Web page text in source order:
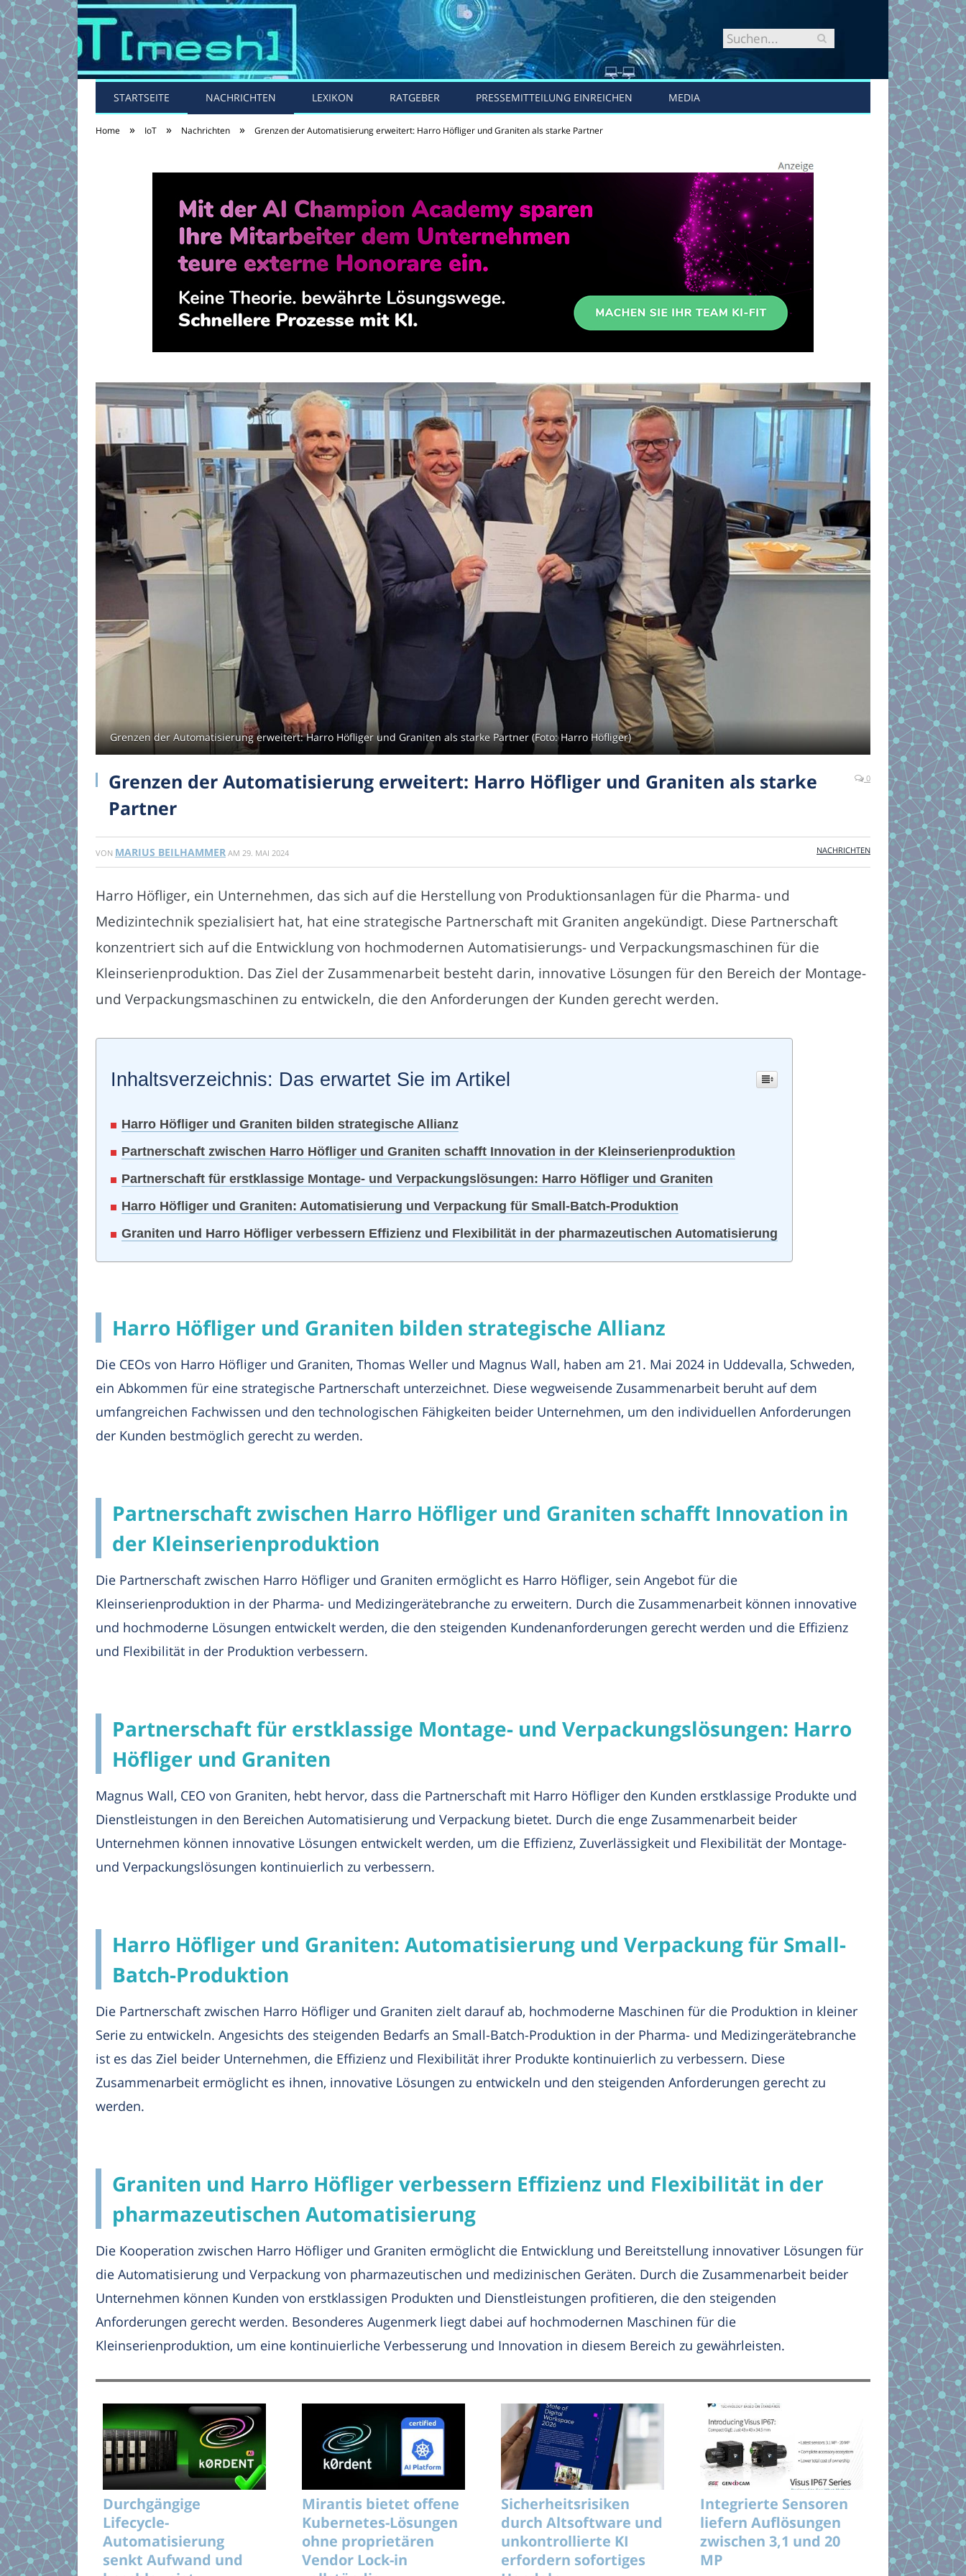
STARTSEITE NACHRICHTEN LEXIKON RATGEBER PRESSEMITTEILUNG EINREICHEN MEDIA
Home » IoT » Nachrichten » Grenzen der Automatisierung erweitert: Harro Höfliger und Graniten als starke Partner
Grenzen der Automatisierung erweitert: Harro Höfliger und Graniten als starke Partner (Foto: Harro Höfliger)
Grenzen der Automatisierung erweitert: Harro Höfliger und Graniten als starke
Partner
0
VON MARIUS BEILHAMMER AM 29. MAI 2024 NACHRICHTEN
Harro Höfliger, ein Unternehmen, das sich auf die Herstellung von Produktionsanlagen für die Pharma- und
Medizintechnik spezialisiert hat, hat eine strategische Partnerschaft mit Graniten angekündigt. Diese Partnerschaft
konzentriert sich auf die Entwicklung von hochmodernen Automatisierungs- und Verpackungsmaschinen für die
Kleinserienproduktion. Das Ziel der Zusammenarbeit besteht darin, innovative Lösungen für den Bereich der Montage-
und Verpackungsmaschinen zu entwickeln, die den Anforderungen der Kunden gerecht werden.
Inhaltsverzeichnis: Das erwartet Sie im Artikel
Harro Höfliger und Graniten bilden strategische Allianz
Partnerschaft zwischen Harro Höfliger und Graniten schafft Innovation in der Kleinserienproduktion
Partnerschaft für erstklassige Montage- und Verpackungslösungen: Harro Höfliger und Graniten
Harro Höfliger und Graniten: Automatisierung und Verpackung für Small-Batch-Produktion
Graniten und Harro Höfliger verbessern Effizienz und Flexibilität in der pharmazeutischen Automatisierung
Harro Höfliger und Graniten bilden strategische Allianz
Die CEOs von Harro Höfliger und Graniten, Thomas Weller und Magnus Wall, haben am 21. Mai 2024 in Uddevalla, Schweden,
ein Abkommen für eine strategische Partnerschaft unterzeichnet. Diese wegweisende Zusammenarbeit beruht auf dem
umfangreichen Fachwissen und den technologischen Fähigkeiten beider Unternehmen, um den individuellen Anforderungen
der Kunden bestmöglich gerecht zu werden.
Partnerschaft zwischen Harro Höfliger und Graniten schafft Innovation in
der Kleinserienproduktion
Die Partnerschaft zwischen Harro Höfliger und Graniten ermöglicht es Harro Höfliger, sein Angebot für die
Kleinserienproduktion in der Pharma- und Medizingerätebranche zu erweitern. Durch die Zusammenarbeit können innovative
und hochmoderne Lösungen entwickelt werden, die den steigenden Kundenanforderungen gerecht werden und die Effizienz
und Flexibilität in der Produktion verbessern.
Partnerschaft für erstklassige Montage- und Verpackungslösungen: Harro
Höfliger und Graniten
Magnus Wall, CEO von Graniten, hebt hervor, dass die Partnerschaft mit Harro Höfliger den Kunden erstklassige Produkte und
Dienstleistungen in den Bereichen Automatisierung und Verpackung bietet. Durch die enge Zusammenarbeit beider
Unternehmen können innovative Lösungen entwickelt werden, um die Effizienz, Zuverlässigkeit und Flexibilität der Montage-
und Verpackungslösungen kontinuierlich zu verbessern.
Harro Höfliger und Graniten: Automatisierung und Verpackung für Small-
Batch-Produktion
Die Partnerschaft zwischen Harro Höfliger und Graniten zielt darauf ab, hochmoderne Maschinen für die Produktion in kleiner
Serie zu entwickeln. Angesichts des steigenden Bedarfs an Small-Batch-Produktion in der Pharma- und Medizingerätebranche
ist es das Ziel beider Unternehmen, die Effizienz und Flexibilität ihrer Produkte kontinuierlich zu verbessern. Diese
Zusammenarbeit ermöglicht es ihnen, innovative Lösungen zu entwickeln und den steigenden Anforderungen gerecht zu
werden.
Graniten und Harro Höfliger verbessern Effizienz und Flexibilität in der
pharmazeutischen Automatisierung
Die Kooperation zwischen Harro Höfliger und Graniten ermöglicht die Entwicklung und Bereitstellung innovativer Lösungen für
die Automatisierung und Verpackung von pharmazeutischen und medizinischen Geräten. Durch die Zusammenarbeit beider
Unternehmen können Kunden von erstklassigen Produkten und Dienstleistungen profitieren, die den steigenden
Anforderungen gerecht werden. Besonderes Augenmerk liegt dabei auf hochmodernen Maschinen für die
Kleinserienproduktion, um eine kontinuierliche Verbesserung und Innovation in diesem Bereich zu gewährleisten.
Durchgängige
Lifecycle-
Automatisierung
senkt Aufwand und
Mirantis bietet offene
Kubernetes-Lösungen
ohne proprietären
Vendor Lock-in
Sicherheitsrisiken
durch Altsoftware und
unkontrollierte KI
erfordern sofortiges
Integrierte Sensoren
liefern Auflösungen
zwischen 3,1 und 20
MP